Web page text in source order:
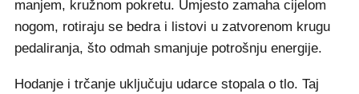
manjem, kružnom pokretu. Umjesto zamaha cijelom
nogom, rotiraju se bedra i listovi u zatvorenom krugu
pedaliranja, što odmah smanjuje potrošnju energije.
Hodanje i trčanje uključuju udarce stopala o tlo. Taj